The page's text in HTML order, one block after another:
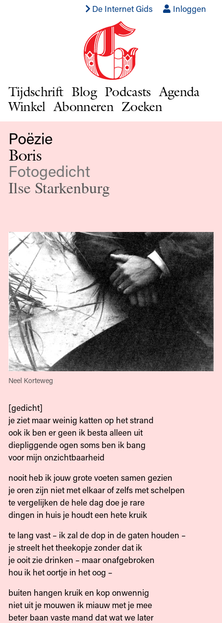
De Internet Gids Inloggen
Tijdschrift Blog Podcasts Agenda
Winkel Abonneren Zoeken
Poëzie
Boris
Fotogedicht
Ilse Starkenburg
Neel Korteweg
[gedicht]
je ziet maar weinig katten op het strand
ook ik ben er geen ik besta alleen uit
diepliggende ogen soms ben ik bang
voor mijn onzichtbaarheid
nooit heb ik jouw grote voeten samen gezien
je oren zijn niet met elkaar of zelfs met schelpen
te vergelijken de hele dag doe je rare
dingen in huis je houdt een hete kruik
te lang vast – ik zal de dop in de gaten houden –
je streelt het theekopje zonder dat ik
je ooit zie drinken – maar onafgebroken
hou ik het oortje in het oog –
buiten hangen kruik en kop onwennig
niet uit je mouwen ik miauw met je mee
beter baan vaste mand dat wat we later